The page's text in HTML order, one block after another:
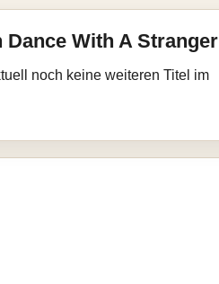
With A Stranger
noch keine weiteren Titel im